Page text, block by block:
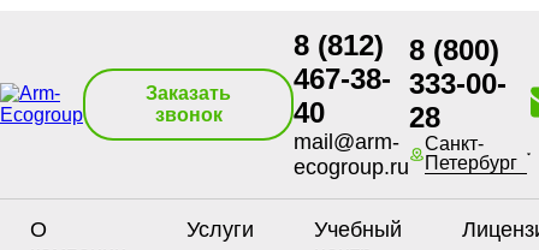
Заказать
звонок
8 (812)
467-38-
40
mail@arm-
ecogroup.ru
8 (800)
333-00-
28
Санкт-
Петербург
О
Услуги
Учебный